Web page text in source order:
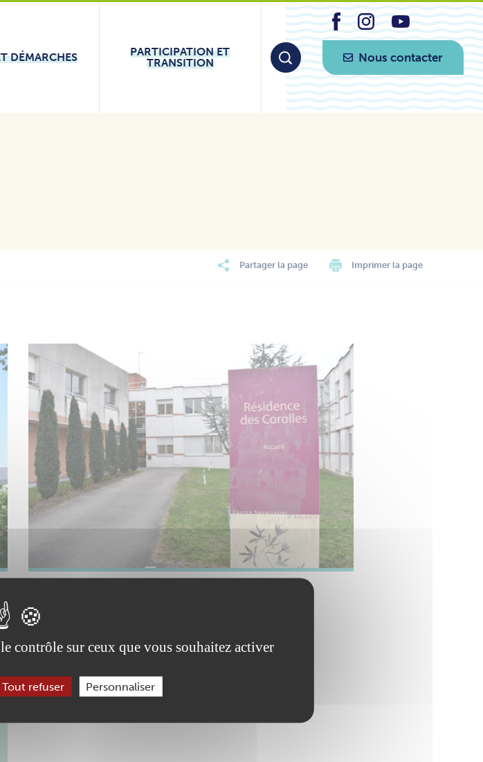
DÉMARCHES
PARTICIPATION ET
TRANSITION
Nous contacter
Partager la page Imprimer la page
contrôle sur ceux que vous souhaitez activer
Tout refuser Personnaliser